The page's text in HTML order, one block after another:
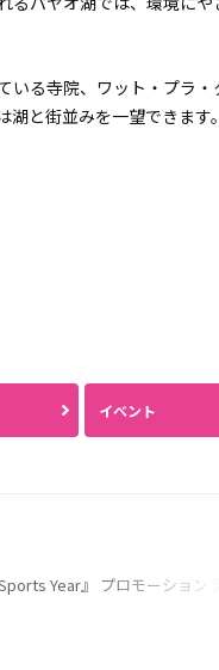
いる寺院、ワット・プラ・
湖と街並みを一望できます。
イベント
Year』 プロモーション